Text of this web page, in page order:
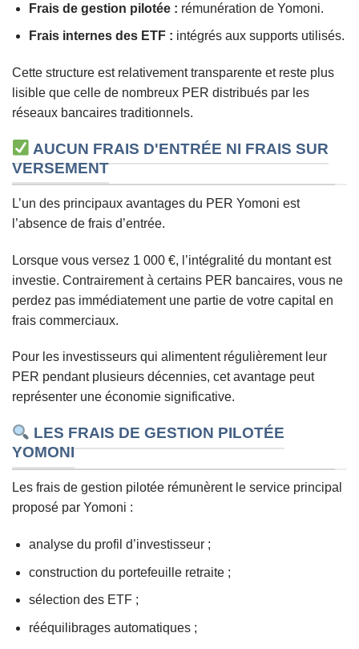
Frais de gestion pilotée : rémunération de Yomoni.
Frais internes des ETF : intégrés aux supports utilisés.
Cette structure est relativement transparente et reste plus
lisible que celle de nombreux PER distribués par les
réseaux bancaires traditionnels.
AUCUN FRAIS D'ENTRÉE NI FRAIS SUR
VERSEMENT
L’un des principaux avantages du PER Yomoni est
l’absence de frais d’entrée.
Lorsque vous versez 1 000 €, l’intégralité du montant est
investie. Contrairement à certains PER bancaires, vous ne
perdez pas immédiatement une partie de votre capital en
frais commerciaux.
Pour les investisseurs qui alimentent régulièrement leur
PER pendant plusieurs décennies, cet avantage peut
représenter une économie significative.
LES FRAIS DE GESTION PILOTÉE
YOMONI
Les frais de gestion pilotée rémunèrent le service principal
proposé par Yomoni :
analyse du profil d’investisseur ;
construction du portefeuille retraite ;
sélection des ETF ;
rééquilibrages automatiques ;